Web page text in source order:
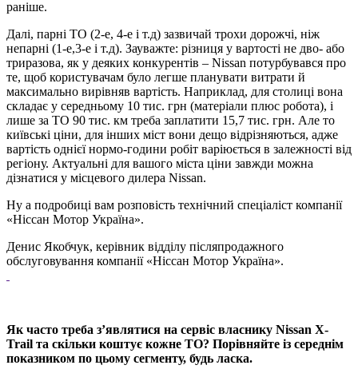
раніше.
Далі, парні ТО (2-е, 4-е і т.д) зазвичай трохи дорожчі, ніж
непарні (1-е,3-е і т.д). Зауважте: різниця у вартості не дво- або
триразова, як у деяких конкурентів – Nissan потурбувався про
те, щоб користувачам було легше планувати витрати й
максимально вирівняв вартість. Наприклад, для столиці вона
складає у середньому 10 тис. грн (матеріали плюс робота), і
лише за ТО 90 тис. км треба заплатити 15,7 тис. грн. Але то
київські ціни, для інших міст вони дещо відрізняються, адже
вартість однієї нормо-години робіт варіюється в залежності від
регіону. Актуальні для вашого міста ціни завжди можна
дізнатися у місцевого дилера Nissan.
Ну а подробиці вам розповість технічний спеціаліст компанії
«Ніссан Мотор Україна».
Денис Якобчук, керівник відділу післяпродажного
обслуговування компанії «Ніссан Мотор Україна».
Як часто треба з’являтися на сервіс власнику Nissan X-
Trail та скільки коштує кожне ТО? Порівняйте із середнім
показником по цьому сегменту, будь ласка.